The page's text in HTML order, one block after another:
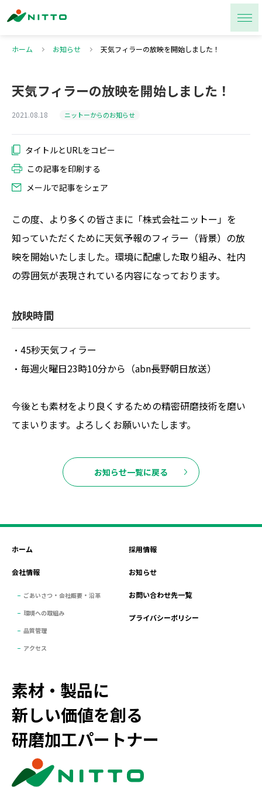
ホーム お知らせ 天気フィラーの放映を開始しました！
天気フィラーの放映を開始しました！
2021.08.18 ニットーからのお知らせ
この記事を印刷する
メールで記事をシェア
この度、より多くの皆さまに「株式会社ニットー」を
知っていただくために天気予報のフィラー（背景）の放
映を開始いたしました。環境に配慮した取り組み、社内
の雰囲気が表現されている内容になっております。
放映時間
・45秒天気フィラー
・毎週火曜日23時10分から（abn長野朝日放送）
今後とも素材をより良くするための精密研磨技術を磨い
てまいります。よろしくお願いいたします。
お知らせ一覧に戻る
素材・製品に
新しい価値を創る
研磨加工パートナー
ホーム
会社情報
ごあいさつ・会社概要・沿革
環境への取組み
品質管理
アクセス
採用情報
お知らせ
お問い合わせ先一覧
プライバシーポリシー